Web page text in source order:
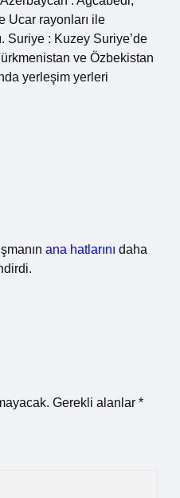
Ucar rayonları ile
Suriye : Kuzey Suriye’de
ve Özbekistan
yerleşim yerleri
ana hatlarını daha
Gerekli alanlar *